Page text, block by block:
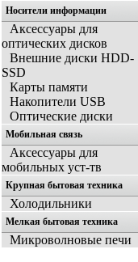
Носители информации
Аксессуары для
оптических дисков
Внешние диски HDD-
SSD
Карты памяти
Накопители USB
Оптические диски
Мобильная связь
Аксессуары для
мобильных уст-тв
Крупная бытовая техника
Холодильники
Мелкая бытовая техника
Микроволновые печи